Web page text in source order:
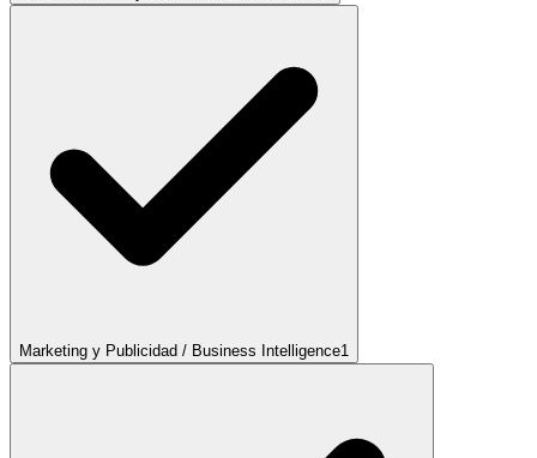
Marketing y Publicidad / Business Intelligence1